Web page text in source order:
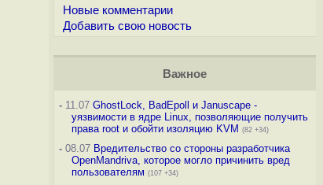
Новые комментарии
Добавить свою новость
Важное
-11.07 GhostLock, BadEpoll и Januscape -
уязвимости в ядре Linux, позволяющие получить
права root и обойти изоляцию KVM (82 +34)
-08.07 Вредительство со стороны разработчика
OpenMandriva, которое могло причинить вред
пользователям (107 +34)